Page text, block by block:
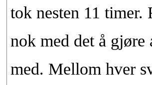
tok nesten 11 timer.
nok med det å gjøre
med. Mellom hver